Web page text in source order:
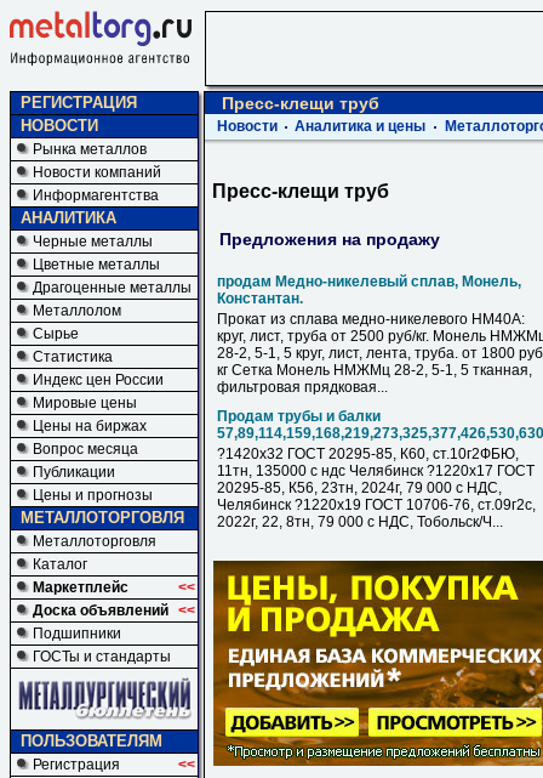
РЕГИСТРАЦИЯ
НОВОСТИ
Рынка металлов
Новости компаний
Информагентства
АНАЛИТИКА
Черные металлы
Цветные металлы
Драгоценные металлы
Металлолом
Сырье
Статистика
Индекс цен России
Мировые цены
Цены на биржах
Вопрос месяца
Публикации
Цены и прогнозы
МЕТАЛЛОТОРГОВЛЯ
Металлоторговля
Каталог
Маркетплейс
<<
Доска объявлений <<
Подшипники
ГОСТы и стандарты
ПОЛЬЗОВАТЕЛЯМ
Регистрация
<<
Пресс-клещи труб
Новости Аналитика и цены
Пресс-клещи труб
Предложения на продажу
продам Медно-никелевый сплав, Монель,
Константан.
Прокат из сплава медно-никелевого НМ40А:
круг, лист, труба от 2500 руб/кг. Монель
28-2, 5-1, 5 круг, лист, лента, труба. от 1800
кг Сетка Монель НМЖМц 28-2, 5-1, 5 тканная,
фильтровая прядковая...
Продам трубы и балки
?1420х32 ГОСТ 20295-85, К60, ст.10г2ФБЮ,
11тн, 135000 с ндс Челябинск ?1220х17 ГОСТ
20295-85, К56, 23тн, 2024г, 79 000 с НДC,
Челябинск ?1220х19 ГОСТ 10706-76, ст.09г2с,
2022г, 22, 8тн, 79 000 с НДC, Тобольск/Ч...